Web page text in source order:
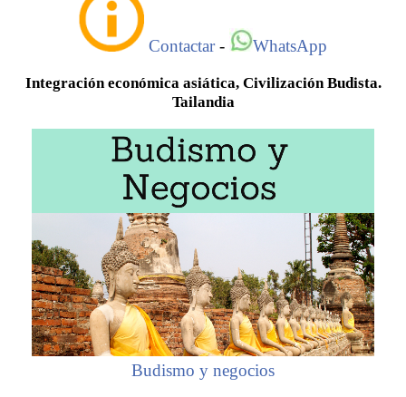
Contactar- WhatsApp
Integración económica asiática, Civilización Budista.
Tailandia
Budismo y negocios